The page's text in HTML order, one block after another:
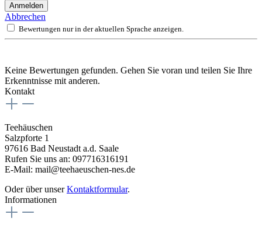
Anmelden
Abbrechen
Bewertungen nur in der aktuellen Sprache anzeigen.
Keine Bewertungen gefunden. Gehen Sie voran und teilen Sie Ihre
Erkenntnisse mit anderen.
Kontakt
Teehäuschen
Salzpforte 1
97616 Bad Neustadt a.d. Saale
Rufen Sie uns an: 097716316191
E-Mail: mail@teehaeuschen-nes.de
Oder über unserKontaktformular.
Informationen